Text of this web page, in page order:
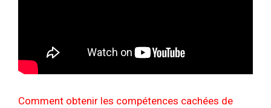
Comment obtenir les compétences cachées de